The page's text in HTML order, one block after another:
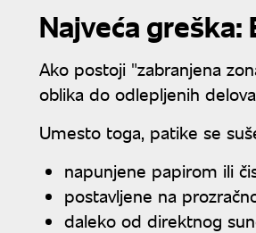
Najveća greška:
Ako postoji "zabranjena
oblika do odlepljenih
Umesto toga, patike se
napunjene papirom ili
postavljene na
daleko od direktnog